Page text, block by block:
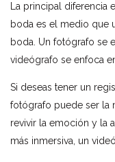
La principal diferencia
boda es el medio que
boda. Un fotógrafo se
videógrafo se enfoca
Si deseas tener un
fotógrafo puede ser la
revivir la emoción y la
más inmersiva, un